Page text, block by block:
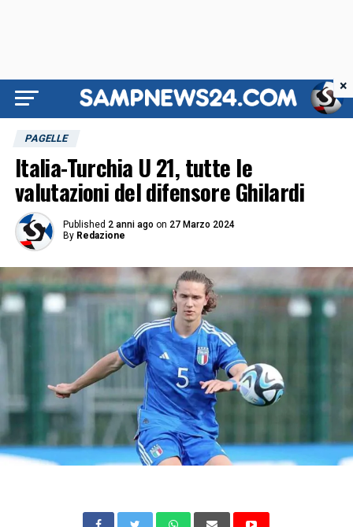
PAGELLE
Italia-Turchia U 21, tutte le
valutazioni del difensore Ghilardi
Published 2 anni ago on 27 Marzo 2024
By Redazione
×